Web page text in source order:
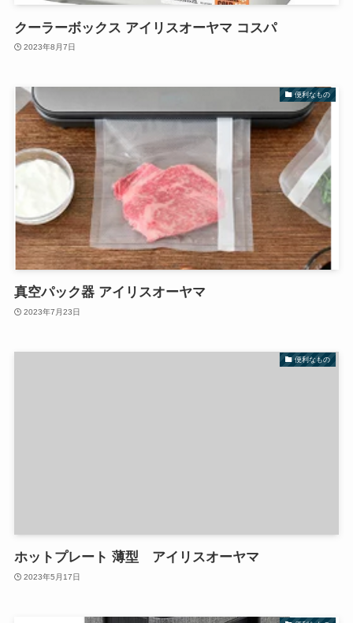
クーラーボックス アイリスオーヤマ コスパ
2023年8月7日
便利なもの
真空パック器 アイリスオーヤマ
2023年7月23日
便利なもの
ホットプレート 薄型 アイリスオーヤマ
2023年5月17日